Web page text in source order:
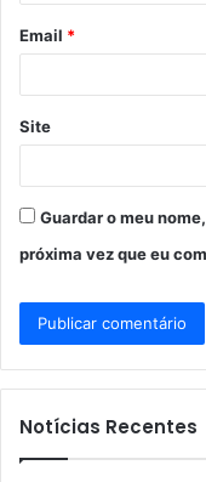
*
Email *
Site
Guardar o meu
próxima vez que eu
Notícias Recentes